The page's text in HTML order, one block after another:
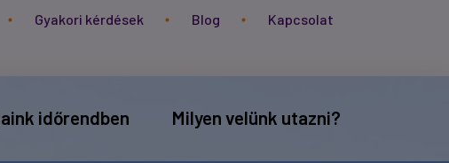
Gyakori kérdések Blog Kapcsolat
időrendben Milyen velünk utazni?